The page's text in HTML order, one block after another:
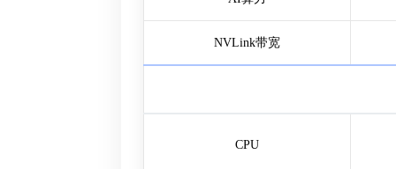
NVLink带宽
CPU